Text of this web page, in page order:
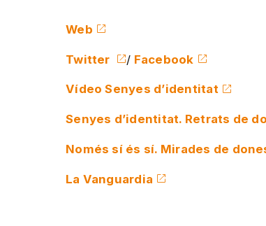
Web
Twitter / Facebook
Vídeo Senyes d’identitat
Senyes d’identitat. Retrats de
Només sí és sí. Mirades de
La Vanguardia